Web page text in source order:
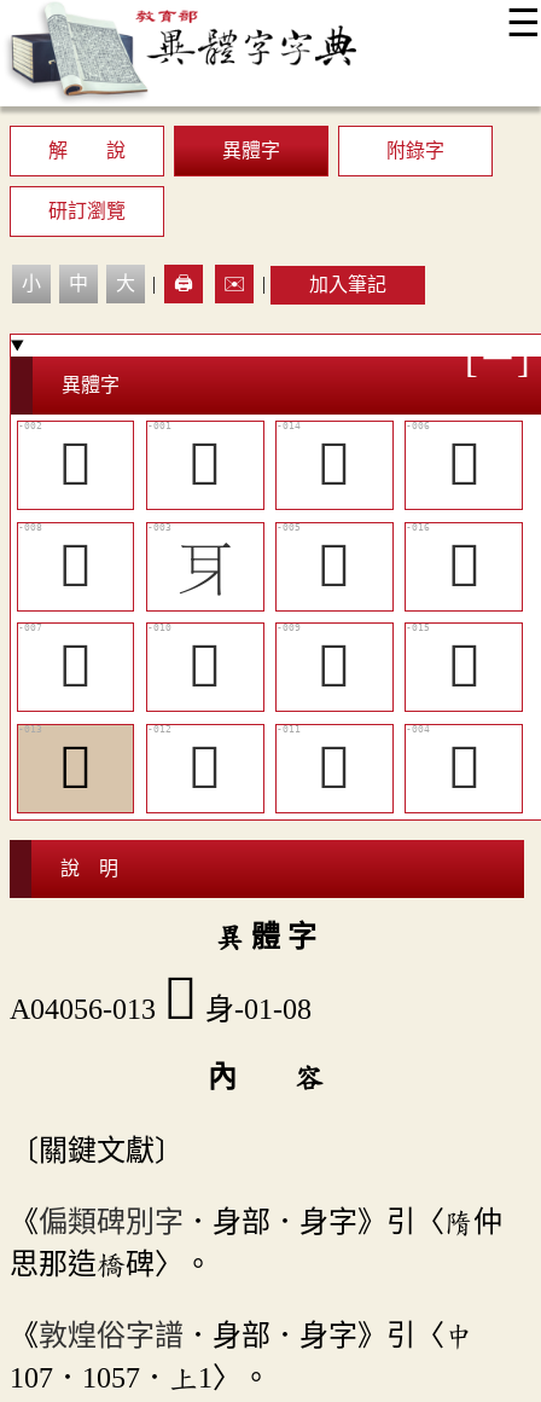
☰
最新消息
顯示模式
網站導覽
解 說
異體字 附錄字
研訂瀏覽
小 中 大 | 🖨️ ✉️ | 加入筆記
異體字
󵵲 𡰬 󵵼
󵵴
󵵶
󳣨 󵵳
󵵾
󵵵
󵵸 󵵷
󵵽
󵵻
󵵺 󵵹 𨊘
說 明
異 體 字
A04056-013 󵵻 身-01-08
內 容
〔關鍵文獻〕
《偏類碑別字 ．身部．身字》引〈隋仲
思那造橋碑〉。
《敦煌俗字譜 ．身部．身字》引〈中
107．1057．上1〉。